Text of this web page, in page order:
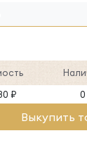
₽ 0
Выкупить